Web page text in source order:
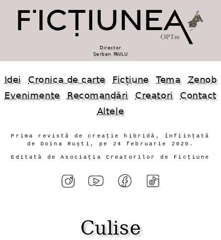
Director
Șerban PAVLU
Idei Cronica de carte Ficțiune Tema
Zenob
Evenimente
Recomandări Creatori
Contact
Altele
Prima revistă de creație hibridă, înființată
de Doina Ruști, pe 24 februarie 2020.
Editată de Asociația Creatorilor de Ficțiune
Culise